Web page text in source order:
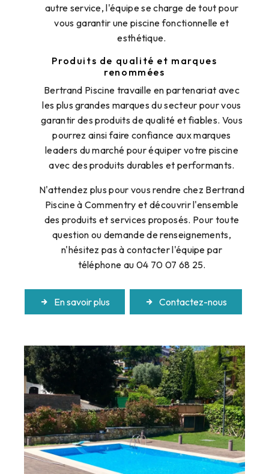
autre service, l'équipe se charge de tout pour
vous garantir une piscine fonctionnelle et
esthétique.
Produits de qualité et marques
renommées
Bertrand Piscine travaille en partenariat avec
les plus grandes marques du secteur pour vous
garantir des produits de qualité et fiables. Vous
pourrez ainsi faire confiance aux marques
leaders du marché pour équiper votre piscine
avec des produits durables et performants.
N'attendez plus pour vous rendre chez Bertrand
Piscine à Commentry et découvrir l'ensemble
des produits et services proposés. Pour toute
question ou demande de renseignements,
n'hésitez pas à contacter l'équipe par
téléphone au 04 70 07 68 25.
En savoir plus Contactez-nous